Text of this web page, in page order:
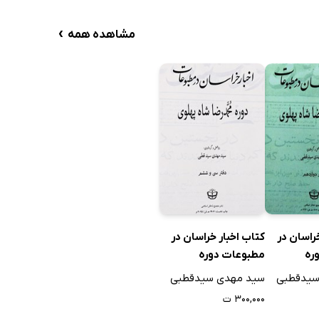
مشاهده همه ›
در
پهلوی -
کتاب اخبار خراسان در
مطبوعات دوره
محمدرضا شاه پهلوی -
سید مهدی سیدقطبی
۳۰۰,۰۰۰ ت